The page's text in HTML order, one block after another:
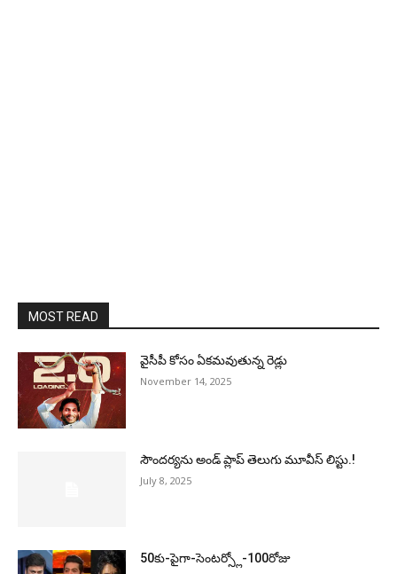
MOST READ
వైసీపీ కోసం ఏక‌మ‌వుతున్న రెడ్లు
November 14, 2025
సౌందర్యను అండ్‌ ప్లాప్‌ తెలుగు మూవీస్‌ లిస్టు.!
July 8, 2025
50కు-పైగా-సెంటర్స్లో-100రోజు